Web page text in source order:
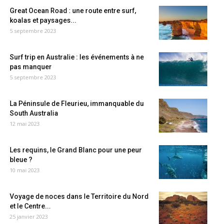
Great Ocean Road : une route entre surf,
koalas et paysages...
5 septembre 2023
Surf trip en Australie : les événements à ne
pas manquer
5 septembre 2023
La Péninsule de Fleurieu, immanquable du
South Australia
12 mai 2023
Les requins, le Grand Blanc pour une peur
bleue ?
10 mai 2023
Voyage de noces dans le Territoire du Nord
et le Centre...
25 janvier 2023